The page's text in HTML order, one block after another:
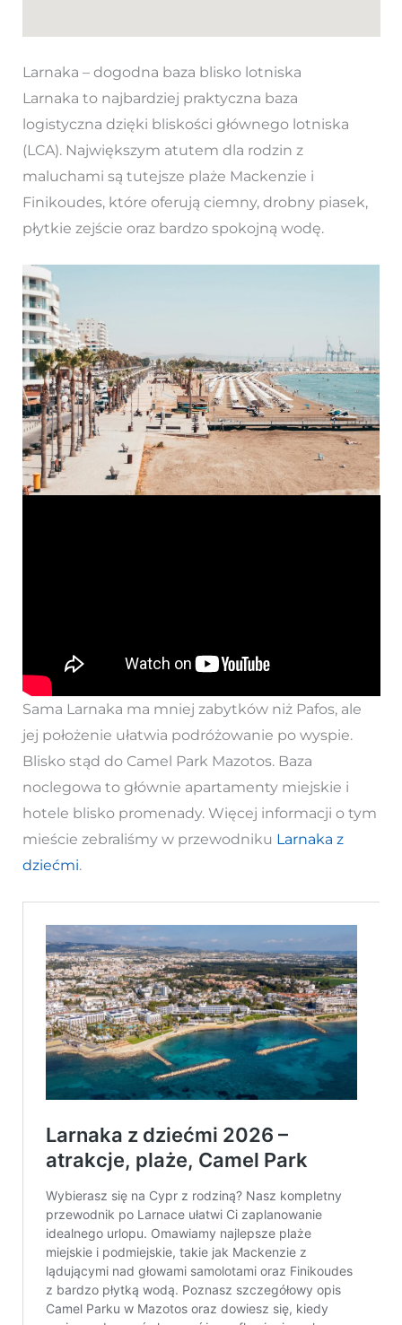
Larnaka – dogodna baza blisko lotniska
Larnaka to najbardziej praktyczna baza
logistyczna dzięki bliskości głównego lotniska
(LCA). Największym atutem dla rodzin z
maluchami są tutejsze plaże Mackenzie i
Finikoudes, które oferują ciemny, drobny piasek,
płytkie zejście oraz bardzo spokojną wodę.
Sama Larnaka ma mniej zabytków niż Pafos, ale
jej położenie ułatwia podróżowanie po wyspie.
Blisko stąd do Camel Park Mazotos. Baza
noclegowa to głównie apartamenty miejskie i
hotele blisko promenady. Więcej informacji o tym
mieście zebraliśmy w przewodniku Larnaka z
dziećmi.